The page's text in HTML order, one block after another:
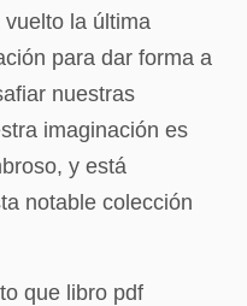
la última
para dar forma a
nuestras
imaginación es
y está
notable colección
que libro pdf